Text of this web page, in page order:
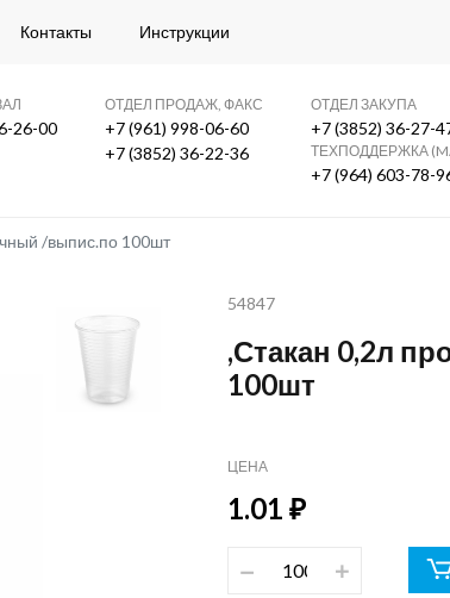
Контакты Инструкции
26-00
ОТДЕЛ ПРОДАЖ, ФАКС
+7 (961) 998-06-60
+7 (3852) 36-22-36
ОТДЕЛ ЗАКУПА
+7 (3852) 36-27-
ТЕХПОДДЕРЖКА
+7 (964) 603-78-
/выпис.по 100шт
54847
,Стакан 0,2л
100шт
ЦЕНА
1.01 ₽